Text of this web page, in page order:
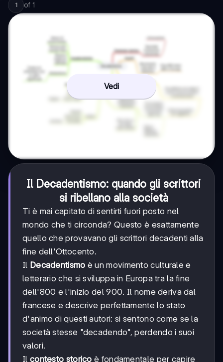
1 of 1
Vedi
Il Decadentismo: quando gli scrittori
si ribellano alla società
Ti è mai capitato di sentirti fuori posto nel
mondo che ti circonda? Questo è esattamente
quello che provavano gli scrittori decadenti alla
fine dell'Ottocento.
Il Decadentismo è un movimento culturale e
letterario che si sviluppa in Europa tra la fine
dell'800 e l'inizio del 900. Il nome deriva dal
francese e descrive perfettamente lo stato
d'animo di questi autori: si sentono come se la
società stesse "decadendo", perdendo i suoi
valori.
Il contesto storico è fondamentale per capire